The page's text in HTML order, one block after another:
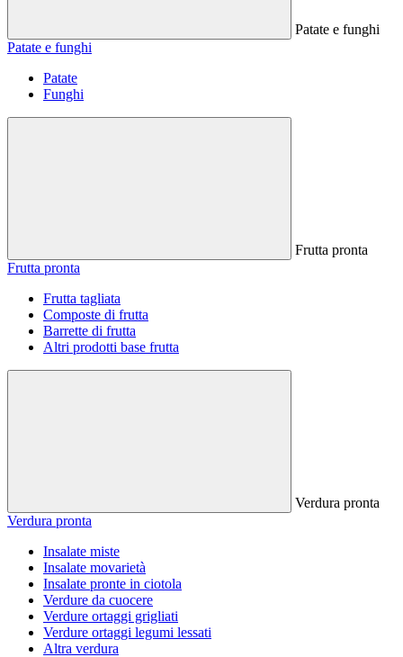
Patate e funghi
Patate e funghi
Patate
Funghi
Frutta pronta
Frutta pronta
Frutta tagliata
Composte di frutta
Barrette di frutta
Altri prodotti base frutta
Verdura pronta
Verdura pronta
Insalate miste
Insalate movarietà
Insalate pronte in ciotola
Verdure da cuocere
Verdure ortaggi grigliati
Verdure ortaggi legumi lessati
Altra verdura